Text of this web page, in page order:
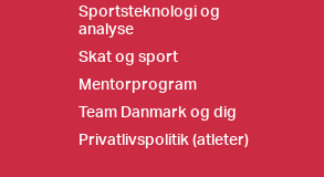
Sportsteknologi og
analyse
Skat og sport
Mentorprogram
Team Danmark og dig
Privatlivspolitik (atleter)